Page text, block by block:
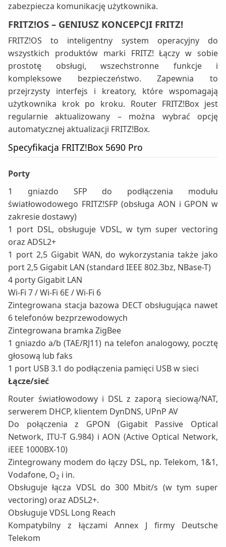
zabezpiecza komunikację użytkownika.
FRITZ!OS – GENIUSZ KONCEPCJI FRITZ!
FRITZ!OS to inteligentny system operacyjny do
wszystkich produktów marki FRITZ! Łączy w sobie
prostotę obsługi, wszechstronne funkcje i
kompleksowe bezpieczeństwo. Zapewnia to
przejrzysty interfejs i kreatory, które wspomagają
użytkownika krok po kroku. Router FRITZ!Box jest
regularnie aktualizowany – można wybrać opcję
automatycznej aktualizacji FRITZ!Box.
Specyfikacja FRITZ!Box 5690 Pro
Porty
1 gniazdo SFP do podłączenia modułu
światłowodowego FRITZ!SFP (obsługa AON i GPON w
zakresie dostawy)
1 port DSL, obsługuje VDSL, w tym super vectoring
oraz ADSL2+
1 port 2,5 Gigabit WAN, do wykorzystania także jako
port 2,5 Gigabit LAN (standard IEEE 802.3bz, NBase-T)
4 porty Gigabit LAN
Wi-Fi 7 / Wi-Fi 6E / Wi-Fi 6
Zintegrowana stacja bazowa DECT obsługująca nawet
6 telefonów bezprzewodowych
Zintegrowana bramka ZigBee
1 gniazdo a/b (TAE/RJ11) na telefon analogowy, pocztę
głosową lub faks
1 port USB 3.1 do podłączenia pamięci USB w sieci
Łącze/sieć
Router światłowodowy i DSL z zaporą sieciową/NAT,
serwerem DHCP, klientem DynDNS, UPnP AV
Do połączenia z GPON (Gigabit Passive Optical
Network, ITU-T G.984) i AON (Active Optical Network,
iEEE 1000BX-10)
Zintegrowany modem do łączy DSL, np. Telekom, 1&1,
Vodafone, O2 i in.
Obsługuje łącza VDSL do 300 Mbit/s (w tym super
vectoring) oraz ADSL2+.
Obsługuje VDSL Long Reach
Kompatybilny z łączami Annex J firmy Deutsche
Telekom